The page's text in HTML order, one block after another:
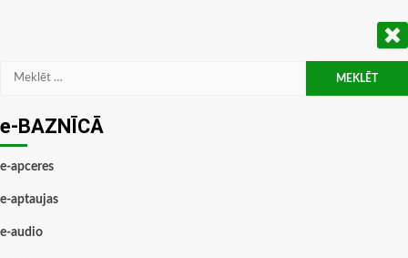
Meklēt:
e-BAZNĪCĀ
e-apceres
e-aptaujas
e-audio